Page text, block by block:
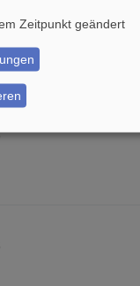
Zeitpunkt geändert